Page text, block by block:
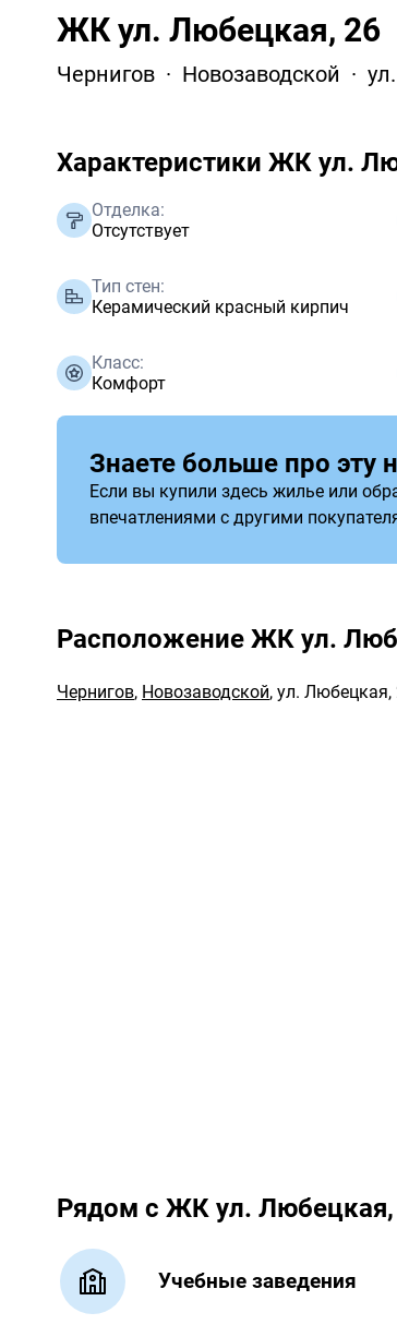
ЖК ул. Любецкая, 26
Чернигов Новозаводской
Характеристики ЖК ул.
Отделка:
Отсутствует
Тип стен:
Керамический красный кирпич
Класс:
Комфорт
Знаете больше про эту
Если вы купили здесь жилье или
впечатлениями с другими
Расположение ЖК ул.
Чернигов, Новозаводской, ул. Любецкая,
Рядом с ЖК ул. Любецкая,
Учебные заведения